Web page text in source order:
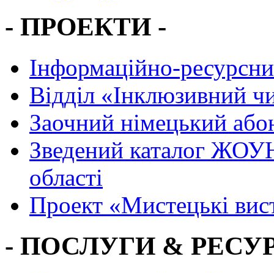
- ПРОЕКТИ -
Інформаційно-
Вiддiл «Інклюзивний
Заочний німецький
Зведений каталог
області
Проект «Мистецькі
- ПОСЛУГИ &